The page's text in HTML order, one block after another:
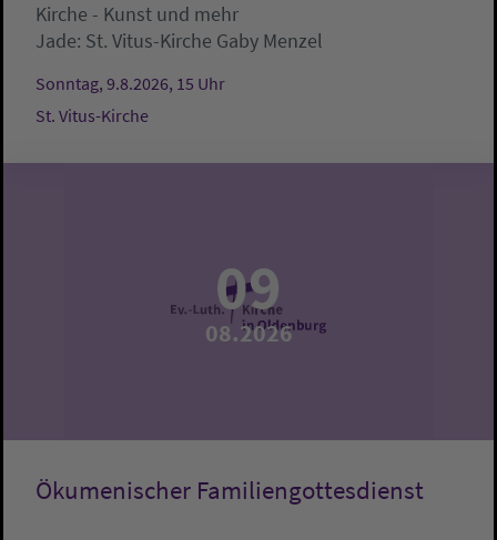
Kirche - Kunst und mehr
Jade: St. Vitus-Kirche Gaby Menzel
Sonntag, 9.8.2026, 15 Uhr
St. Vitus-Kirche
09
08.2026
Ökumenischer Familiengottesdienst